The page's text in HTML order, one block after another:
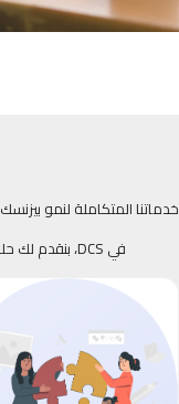
خدماتنا المتكاملة لنمو بيزنسك
في DCS، بنقدم لك حلول رقمية بتبدأ من الفكرة وتوصل بيك للقمة.